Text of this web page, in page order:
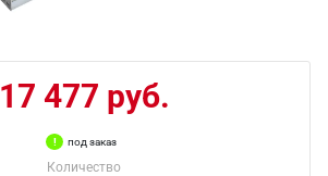
17 477 руб.
под заказ
Количество